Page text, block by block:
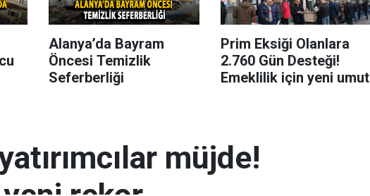
Alanya’da Bayram
Öncesi Temizlik
Seferberliği
Prim Eksiği Olanlara
2.760 Gün Desteği!
Emeklilik için yeni umut
müjde!